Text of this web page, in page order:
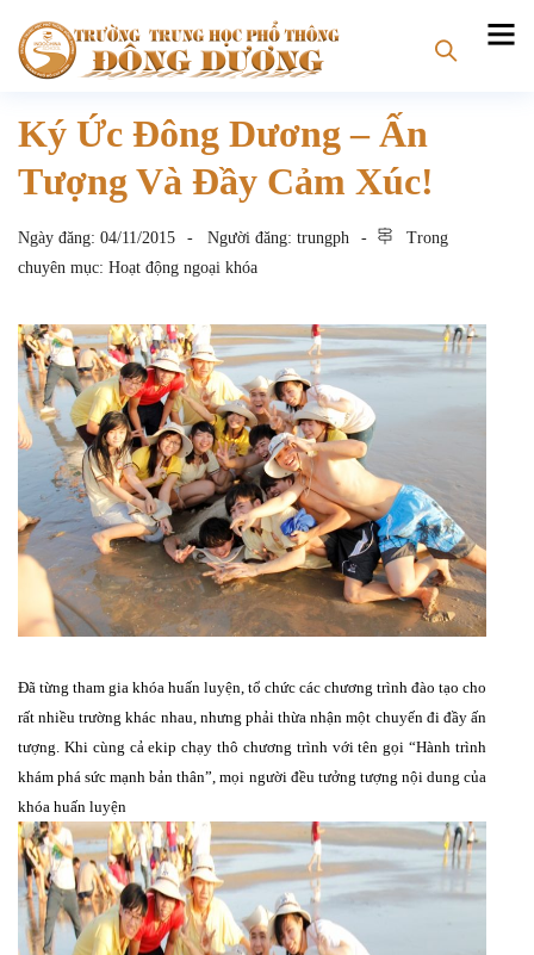
Ký Ức Đông Dương – Ấn
Tượng Và Đầy Cảm Xúc!
Ngày đăng: 04/11/2015 Người đăng: trungph
Trong
chuyên mục: Hoạt động ngoại khóa
Đã từng tham gia khóa huấn luyện, tổ chức các chương trình đào tạo cho
rất nhiều trường khác nhau, nhưng phải thừa nhận một chuyến đi đầy ấn
tượng. Khi cùng cả ekip chạy thô chương trình với tên gọi “Hành trình
khám phá sức mạnh bản thân”, mọi người đều tưởng tượng nội dung của
khóa huấn luyện